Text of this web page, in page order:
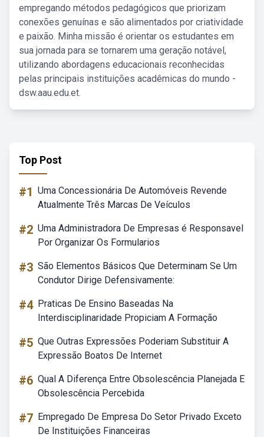
empregando métodos pedagógicos que priorizam
conexões genuínas e são alimentados por criatividade
e paixão. Minha missão é orientar os estudantes em
sua jornada para se tornarem uma geração notável,
utilizando abordagens educacionais reconhecidas
pelas principais instituições acadêmicas do mundo -
dsw.aau.edu.et.
Top Post
#1 Uma Concessionária De Automóveis Revende
Atualmente Três Marcas De Veículos
#2 Uma Administradora De Empresas é Responsavel
Por Organizar Os Formularios
#3 São Elementos Básicos Que Determinam Se Um
Condutor Dirige Defensivamente:
#4 Praticas De Ensino Baseadas Na
Interdisciplinaridade Propiciam A Formação
#5 Que Outras Expressões Poderiam Substituir A
Expressão Boatos De Internet
#6 Qual A Diferença Entre Obsolescência Planejada E
Obsolescência Percebida
#7 Empregado De Empresa Do Setor Privado Exceto
De Instituições Financeiras